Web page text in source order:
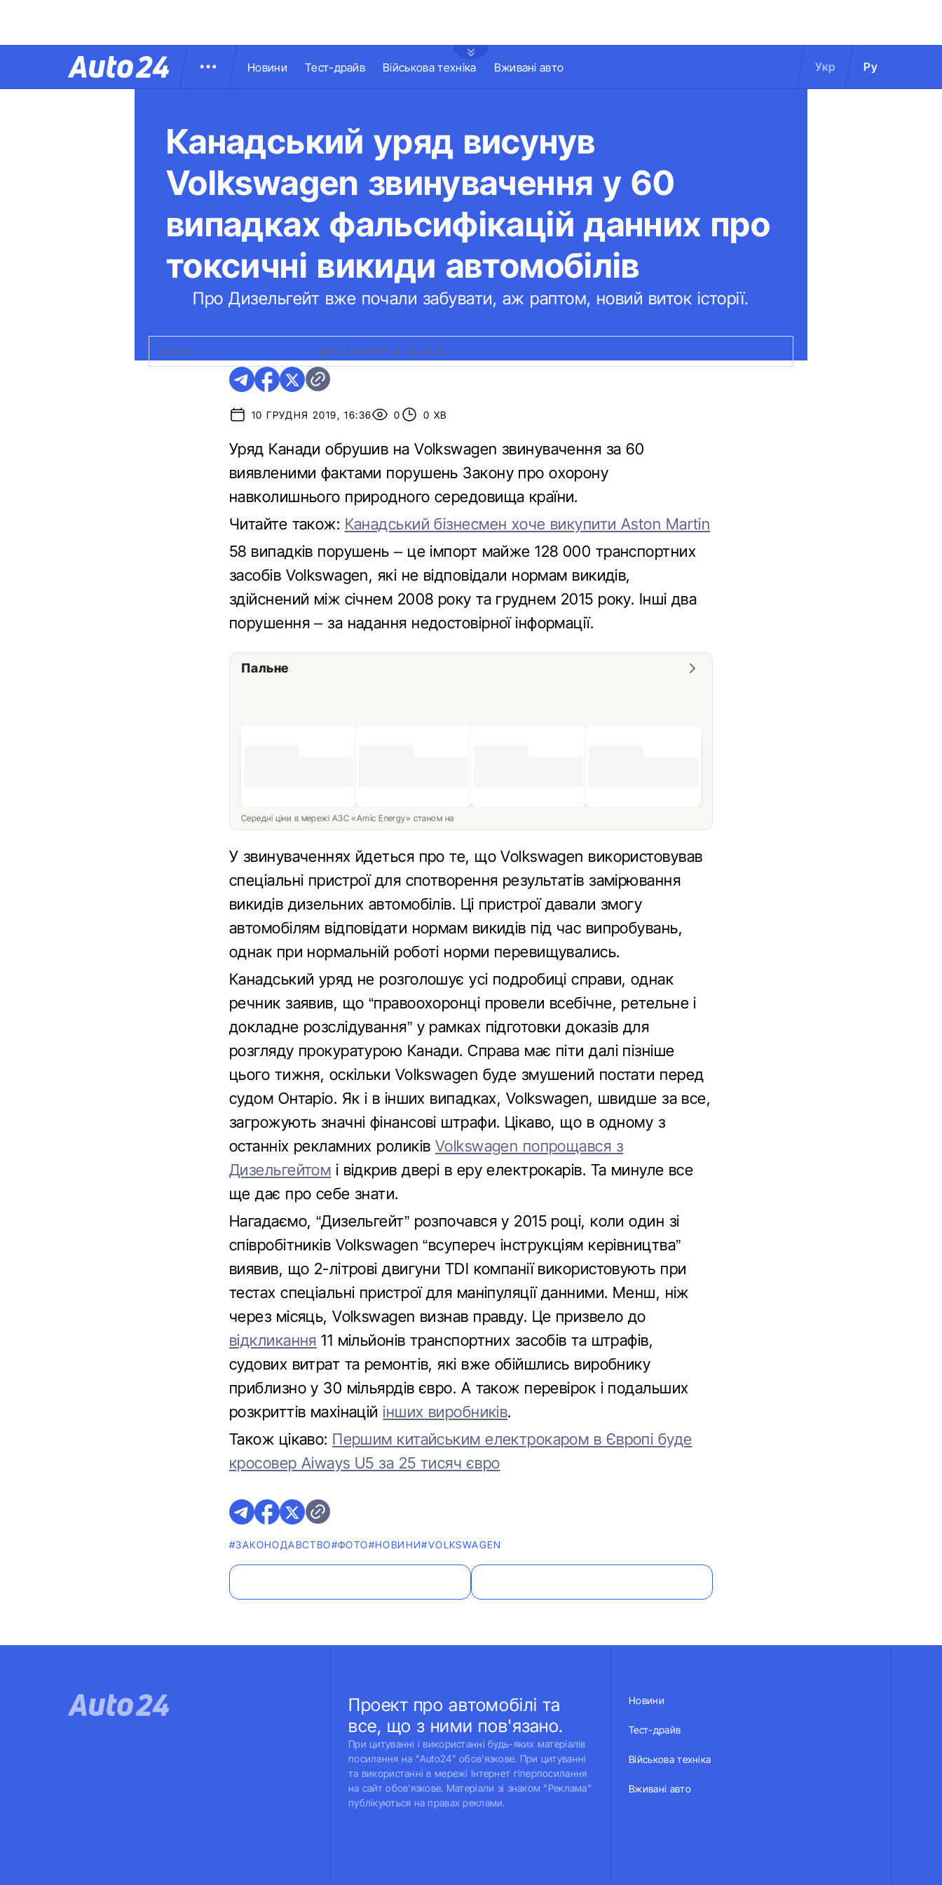
Новини Тест-драйв Військова техніка Вживані авто Укр Ру
Канадський уряд висунув
Volkswagen звинувачення у 60
випадках фальсифікацій данних про
токсичні викиди автомобілів
Про Дизельгейт вже почали забувати, аж раптом, новий виток історії.
ФОТО: ДИЗЕЛЬГЕЙТ В КАНАДІ
10 ГРУДНЯ 2019, 16:36 0 0 ХВ
Уряд Канади обрушив на Volkswagen звинувачення за 60
виявленими фактами порушень Закону про охорону
навколишнього природного середовища країни.
Читайте також: Канадський бізнесмен хоче викупити Aston Martin
58 випадків порушень – це імпорт майже 128 000 транспортних
засобів Volkswagen, які не відповідали нормам викидів,
здійснений між січнем 2008 року та груднем 2015 року. Інші два
порушення – за надання недостовірної ​​інформації.
Пальне
Середні ціни в мережі АЗС «Amic Energy» станом на
У звинуваченнях йдеться про те, що Volkswagen використовував
спеціальні пристрої для спотворення результатів замірювання
викидів дизельних автомобілів. Ці пристрої давали змогу
автомобілям відповідати нормам викидів під час випробувань,
однак при нормальній роботі норми перевищувались.
Канадський уряд не розголошує усі подробиці справи, однак
речник заявив, що “правоохоронці провели всебічне, ретельне і
докладне розслідування” у рамках підготовки доказів для
розгляду прокуратурою Канади. Справа має піти далі пізніше
цього тижня, оскільки Volkswagen буде змушений постати перед
судом Онтаріо. Як і в інших випадках, Volkswagen, швидше за все,
загрожують значні фінансові штрафи. Цікаво, що в одному з
останніх рекламних роликів Volkswagen попрощався з
Дизельгейтом і відкрив двері в еру електрокарів. Та минуле все
ще дає про себе знати.
Нагадаємо, “Дизельгейт” розпочався у 2015 році, коли один зі
співробітників Volkswagen “всупереч інструкціям керівництва”
виявив, що 2-літрові двигуни TDI компанії використовують при
тестах спеціальні пристрої для маніпуляції данними. Менш, ніж
через місяць, Volkswagen визнав правду. Це призвело до
відкликання 11 мільйонів транспортних засобів та штрафів,
судових витрат та ремонтів, які вже обійшлись виробнику
приблизно у 30 мільярдів євро. А також перевірок і подальших
розкриттів махінацій інших виробників.
Також цікаво: Першим китайським електрокаром в Європі буде
кросовер Aiways U5 за 25 тисяч євро
#ЗАКОНОДАВСТВО#ФОТО#НОВИНИ#VOLKSWAGEN
Проект про автомобілі та
все, що з ними пов'язано.
При цитуванні і використанні будь-яких матеріалів
посилання на "Auto24" обов'язкове. При цитуванні
та використанні в мережі Інтернет гіперпосилання
на сайт обов'язкове. Матеріали зі знаком "Реклама"
публікуються на правах реклами.
Новини
Тест-драйв
Військова техніка
Вживані авто